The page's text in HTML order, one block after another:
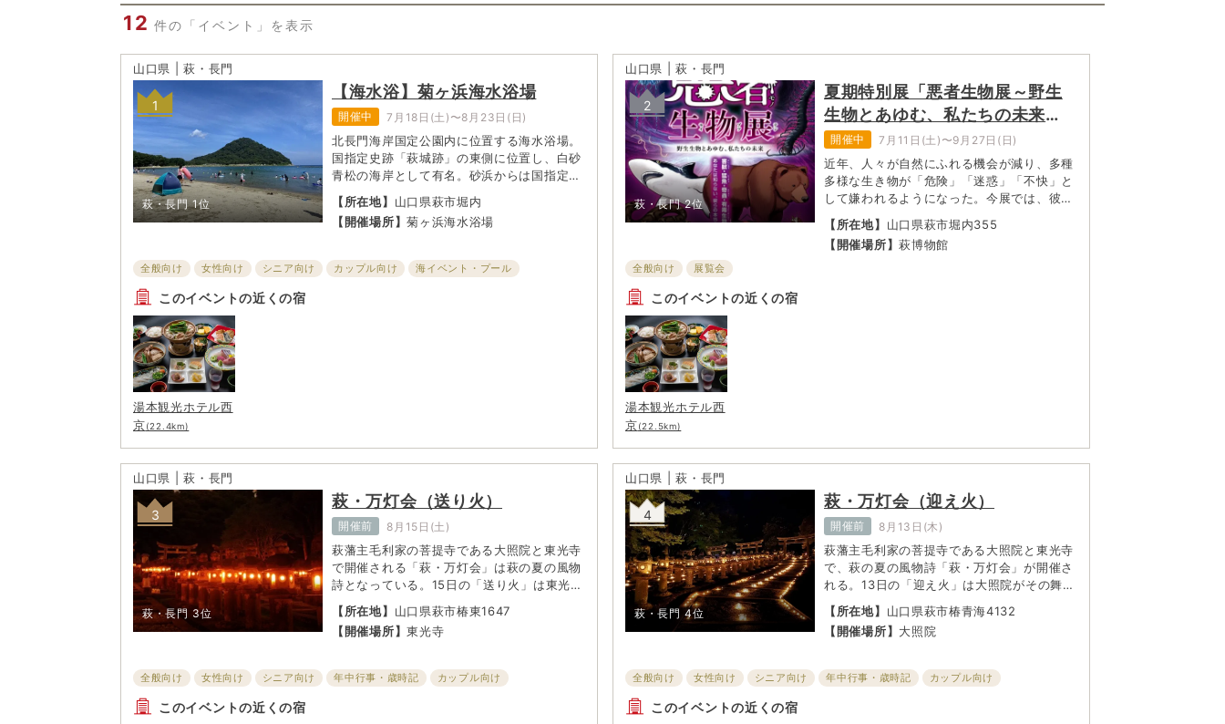
12 件の「イベント」を表示
山口県 | 萩・長門
1
萩・長門 1位
【海水浴】菊ヶ浜海水浴場
開催中 7月18日(土)〜8月23日(日)
北長門海岸国定公園内に位置する海水浴場。
国指定史跡「萩城跡」の東側に位置し、白砂
青松の海岸として有名。砂浜からは国指定天
然記念物「指月山」、沖合いには笠山や多く
の島々を眺めることができ、夕景が美しい絶
景スポット。夏はたくさんの海水浴客で賑わ
ーが待機しておりとても安全。シャワー・ト
イレ・更衣室あり。
【所在地】 山口県萩市堀内
【開催場所】菊ヶ浜海水浴場
全般向け 女性向け シニア向け カップル向け
海イベント・プール
子ども・ファミリー向け
このイベントの近くの宿
湯本観光ホテル西
京(22.4km)
山口県 | 萩・長門
2
萩・長門 2位
夏期特別展「悪者生物展～野生
生物とあゆむ、私たちの未来
～」
開催中 7月11日(土)〜9月27日(日)
近年、人々が自然にふれる機会が減り、多種
多様な生き物が「危険」「迷惑」「不快」と
して嫌われるようになった。今展では、彼
ら“悪者”にされてしまった生き物にスポット
を当て、偏見に対する正しい知識や、危険性
に対する対処法、親しみやすいポイントなど
【所在地】 山口県萩市堀内355
【開催場所】萩博物館
全般向け 展覧会
このイベントの近くの宿
湯本観光ホテル西
京(22.5km)
山口県 | 萩・長門
3
萩・長門 3位
萩・万灯会（送り火）
開催前 8月15日(土)
萩藩主毛利家の菩提寺である大照院と東光寺
で開催される「萩・万灯会」は萩の夏の風物
詩となっている。15日の「送り火」は東光寺
がその舞台となる。東光寺には、3～11代の
奇数代藩主夫妻が祀られている。墓所にある
約500基の石灯籠に火が灯り、その幻想的な
【所在地】 山口県萩市椿東1647
【開催場所】東光寺
全般向け 女性向け シニア向け 年中行事・歳時記
カップル向け
イルミネーション・ライトアップ
このイベントの近くの宿
山口県 | 萩・長門
4
萩・長門 4位
萩・万灯会（迎え火）
開催前 8月13日(木)
萩藩主毛利家の菩提寺である大照院と東光寺
で、萩の夏の風物詩「萩・万灯会」が開催さ
れる。13日の「迎え火」は大照院がその舞台
となる。大照院には、初代萩藩主・毛利秀就
と、2～12代の偶数代藩主夫妻が祀られてい
る。毛利氏の菩提を弔うため、約600基の石
想的な世界は一見の価値あり。会場には呈茶
席が設けられ一服500円でお茶を楽しめる。
【所在地】 山口県萩市椿青海4132
【開催場所】 大照院
全般向け 女性向け シニア向け 年中行事・歳時記
カップル向け
イルミネーション・ライトアップ
このイベントの近くの宿